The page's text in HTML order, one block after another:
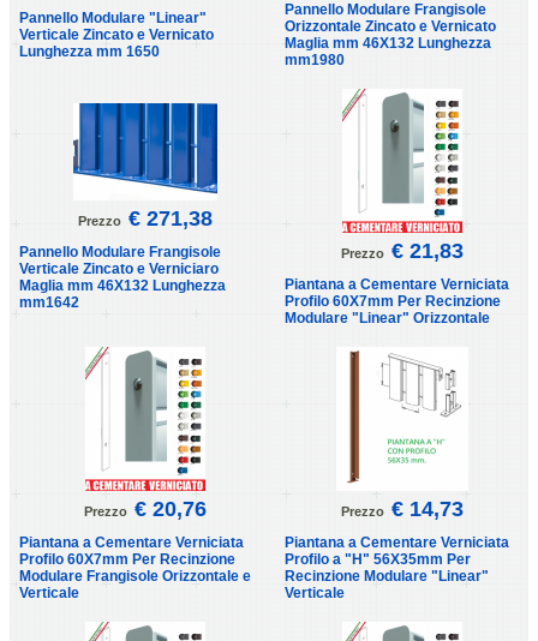
Pannello Modulare "Linear"
Verticale Zincato e Vernicato
Lunghezza mm 1650
Pannello Modulare Frangisole
Orizzontale Zincato e Vernicato
Maglia mm 46X132 Lunghezza
mm1980
Prezzo € 271,38
Pannello Modulare Frangisole
Verticale Zincato e Verniciaro
Maglia mm 46X132 Lunghezza
mm1642
Prezzo € 21,83
Piantana a Cementare Verniciata
Profilo 60X7mm Per Recinzione
Modulare "Linear" Orizzontale
Prezzo € 20,76
Piantana a Cementare Verniciata
Profilo 60X7mm Per Recinzione
Modulare Frangisole Orizzontale e
Verticale
Prezzo € 14,73
Piantana a Cementare Verniciata
Profilo a "H" 56X35mm Per
Recinzione Modulare "Linear"
Verticale